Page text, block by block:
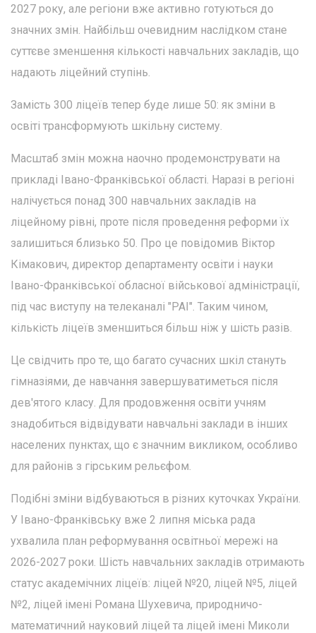
2027 року, але регіони вже активно готуються до
значних змін. Найбільш очевидним наслідком стане
суттєве зменшення кількості навчальних закладів, що
надають ліцейний ступінь.
Замість 300 ліцеїв тепер буде лише 50: як зміни в
освіті трансформують шкільну систему.
Масштаб змін можна наочно продемонструвати на
прикладі Івано-Франківської області. Наразі в регіоні
налічується понад 300 навчальних закладів на
ліцейному рівні, проте після проведення реформи їх
залишиться близько 50. Про це повідомив Віктор
Кімакович, директор департаменту освіти і науки
Івано-Франківської обласної військової адміністрації,
під час виступу на телеканалі "РАІ". Таким чином,
кількість ліцеїв зменшиться більш ніж у шість разів.
Це свідчить про те, що багато сучасних шкіл стануть
гімназіями, де навчання завершуватиметься після
дев'ятого класу. Для продовження освіти учням
знадобиться відвідувати навчальні заклади в інших
населених пунктах, що є значним викликом, особливо
для районів з гірським рельєфом.
Подібні зміни відбуваються в різних куточках України.
У Івано-Франківську вже 2 липня міська рада
ухвалила план реформування освітньої мережі на
2026-2027 роки. Шість навчальних закладів отримають
статус академічних ліцеїв: ліцей №20, ліцей №5, ліцей
№2, ліцей імені Романа Шухевича, природничо-
математичний науковий ліцей та ліцей імені Миколи